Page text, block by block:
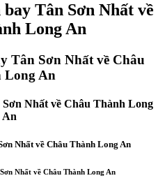
Tân Sơn Nhất về
Long An
Tân Sơn Nhất về Châu
Long An
Nhất về Châu Thành Long
An
Nhất về Châu Thành Long An
Nhất về Châu Thành Long An